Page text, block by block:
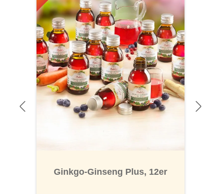
Ginkgo-Ginseng Plus, 12er